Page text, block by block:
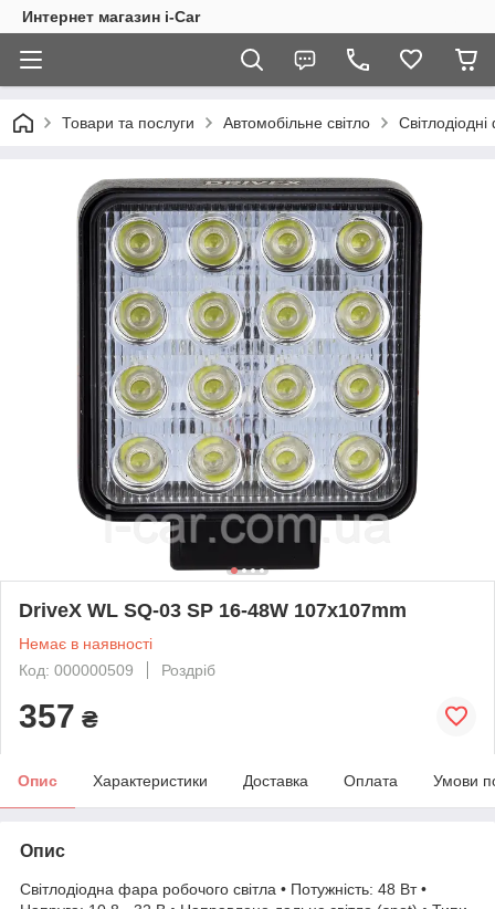
Интернет магазин i-Car
Товари та послуги Автомобільне світло
DriveX WL SQ-03 SP 16-48W 107x107mm
Немає в наявності
Код: 000000509
Роздріб
357 ₴
Опис Характеристики Доставка Оплата Умови
Опис
Cвітлодіодна фара робочого світла • Потужність: 48 Вт •